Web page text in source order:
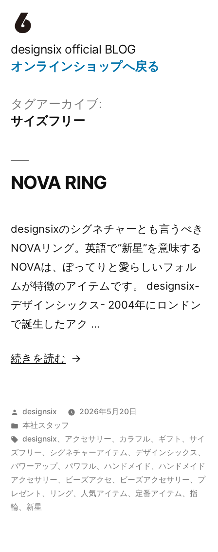
designsix official BLOG
オンラインショップへ戻る
タグアーカイブ:
サイズフリー
NOVA RING
designsixのシグネチャーとも言うべき
NOVAリング。英語で”新星”を意味する
NOVAは、ぽってりと愛らしいフォル
ムが特徴のアイテムです。 designsix-
デザインシックス- 2004年にロンドン
で誕生したアク …
“NOVA
続きを読む
投
稿
者:
designsix
2026年5月20日
カ
テ
ゴ
リ
ー:
本社スタッフ
タ
グ:
designsix、 アクセサリー、 カラフル、 ギフト 、 サイ
ズフリー、 シグネチャーアイテム、 デザインシックス 、
パワーアップ、 パワフル、 ハンドメイド 、 ハンドメイド
アクセサリー、 ビーズアクセ、 ビーズアクセサリー、 プ
レゼント 、 リング、 人気アイテム、 定番アイテム、 指
輪、 新星